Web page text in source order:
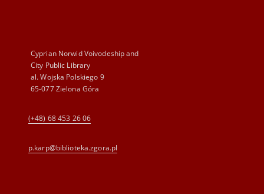
Cyprian Norwid Voivodeship and
City Public Library
al. Wojska Polskiego 9
65-077 Zielona Góra
(+48) 68 453 26 06
p.karp@biblioteka.zgora.pl